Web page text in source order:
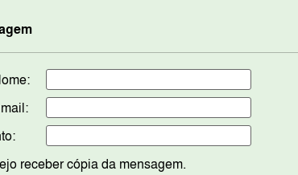
receber cópia da mensagem.